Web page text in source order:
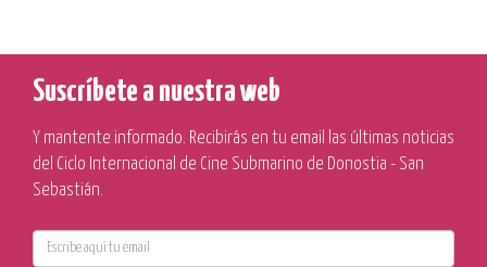
Suscríbete a nuestra web
Y mantente informado. Recibirás en tu email las últimas noticias
del Ciclo Internacional de Cine Submarino de Donostia - San
Sebastián.